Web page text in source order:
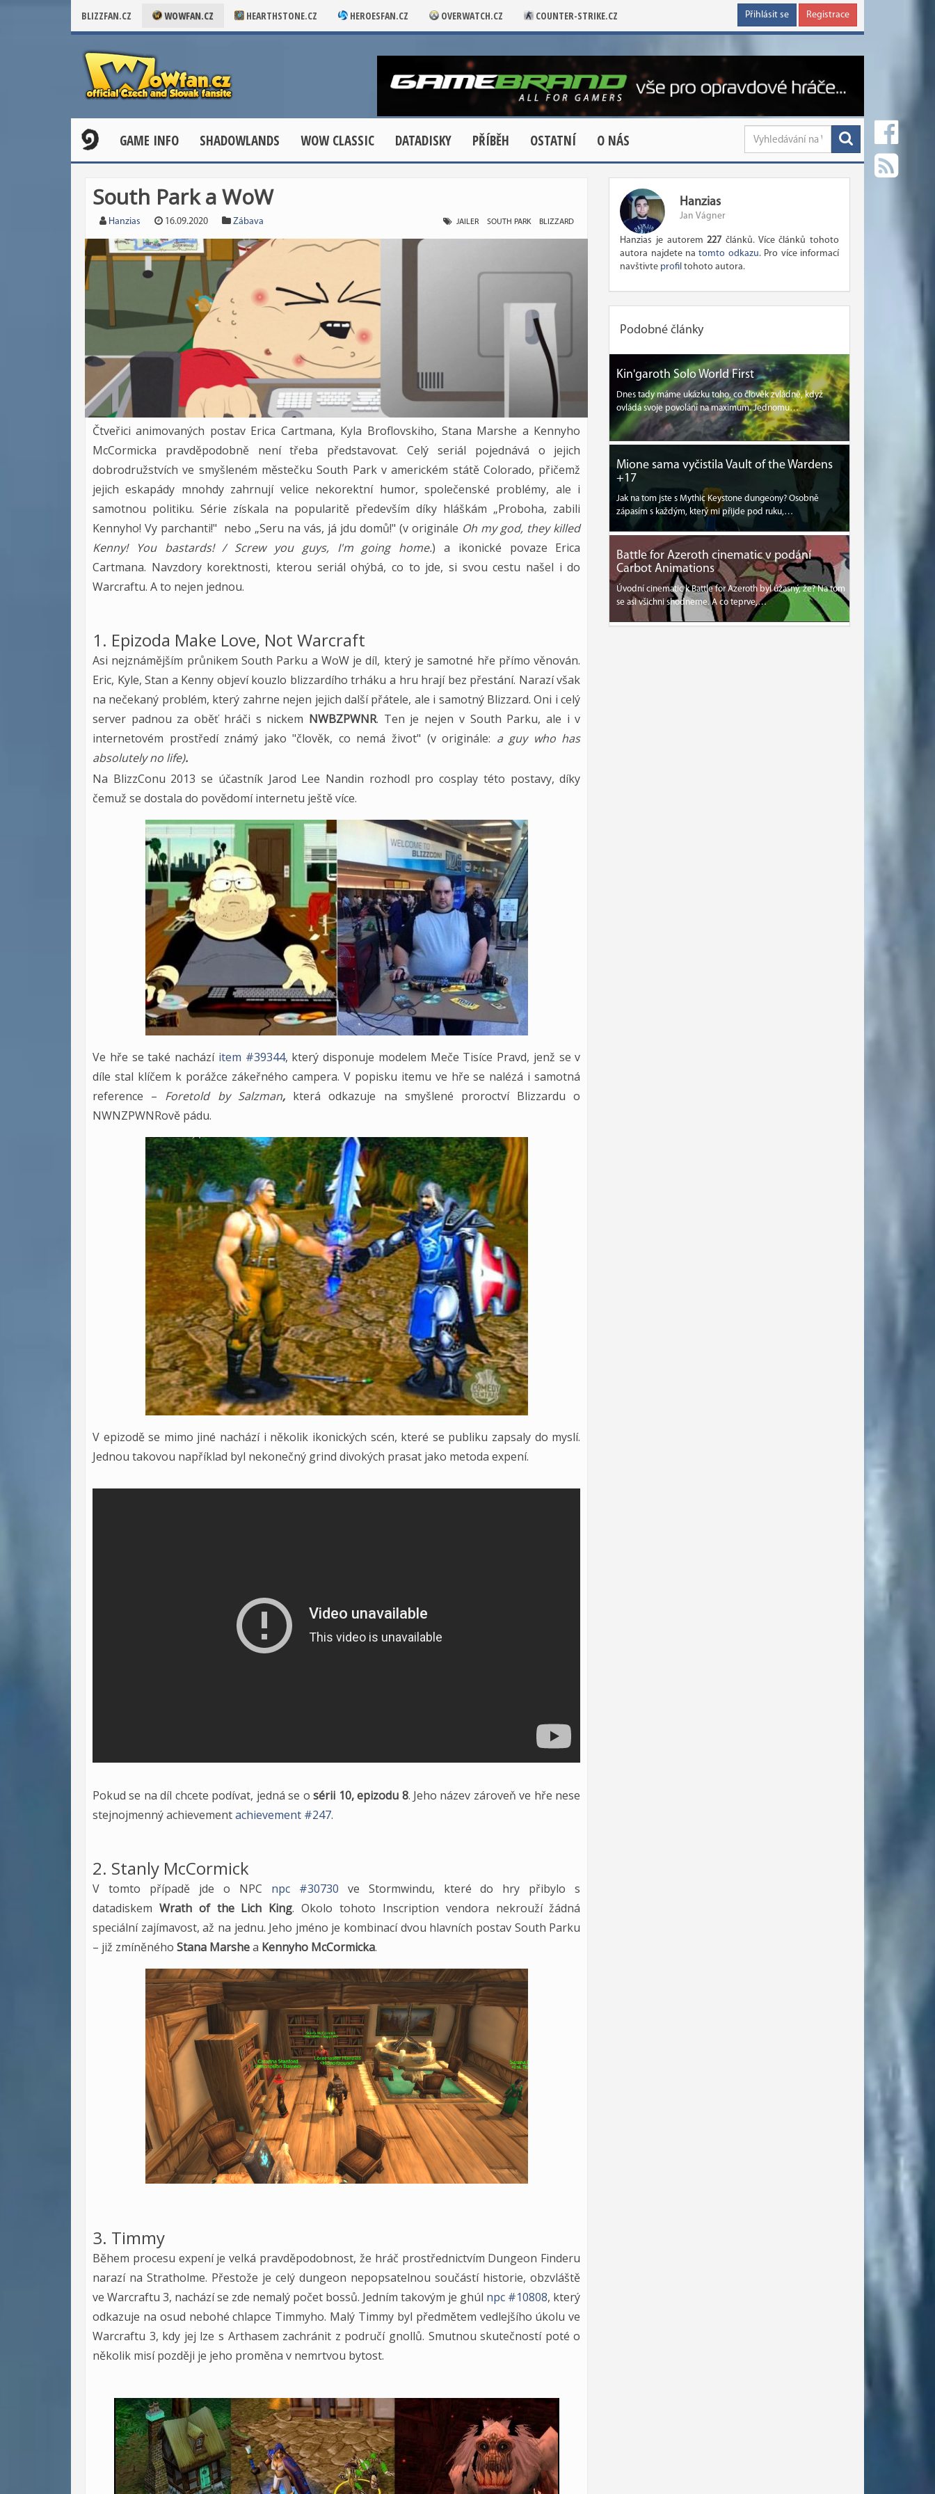
BLIZZFAN.CZ WOWFAN.CZ HEARTHSTONE.CZ HEROESFAN.CZ OVERWATCH.CZ COUNTER-STRIKE.CZ Přihlásit se Registrace
GAME INFO SHADOWLANDS WOW CLASSIC DATADISKY PŘÍBĚH OSTATNÍ O NÁS
South Park a WoW
Hanzias 16.09.2020 Zábava JAILER SOUTH PARK BLIZZARD
Čtveřici animovaných postav Erica Cartmana, Kyla Broflovskiho, Stana Marshe a Kennyho
McCormicka pravděpodobně není třeba představovat. Celý seriál pojednává o jejich
dobrodružstvích ve smyšleném městečku South Park v americkém státě Colorado, přičemž
jejich eskapády mnohdy zahrnují velice nekorektní humor, společenské problémy, ale i
samotnou politiku. Série získala na popularitě především díky hláškám „Proboha, zabili
Kennyho! Vy parchanti!" nebo „Seru na vás, já jdu domů!" (v originále Oh my god, they killed
Kenny! You bastards! / Screw you guys, I'm going home.) a ikonické povaze Erica
Cartmana. Navzdory korektnosti, kterou seriál ohýbá, co to jde, si svou cestu našel i do
Warcraftu. A to nejen jednou.
1. Epizoda Make Love, Not Warcraft
Asi nejznámějším průnikem South Parku a WoW je díl, který je samotné hře přímo věnován.
Eric, Kyle, Stan a Kenny objeví kouzlo blizzardího trháku a hru hrají bez přestání. Narazí však
na nečekaný problém, který zahrne nejen jejich další přátele, ale i samotný Blizzard. Oni i celý
server padnou za oběť hráči s nickem NWBZPWNR. Ten je nejen v South Parku, ale i v
internetovém prostředí známý jako "člověk, co nemá život" (v originále: a guy who has
absolutely no life).
Na BlizzConu 2013 se účastník Jarod Lee Nandin rozhodl pro cosplay této postavy, díky
čemuž se dostala do povědomí internetu ještě více.
Ve hře se také nachází item #39344, který disponuje modelem Meče Tisíce Pravd, jenž se v
díle stal klíčem k porážce zákeřného campera. V popisku itemu ve hře se nalézá i samotná
reference – Foretold by Salzman, která odkazuje na smyšlené proroctví Blizzardu o
NWNZPWNRově pádu.
V epizodě se mimo jiné nachází i několik ikonických scén, které se publiku zapsaly do myslí.
Jednou takovou například byl nekonečný grind divokých prasat jako metoda expení.
Pokud se na díl chcete podívat, jedná se osérii 10, epizodu 8. Jeho název zároveň ve hře nese
stejnojmenný achievementachievement #247.
2. Stanly McCormick
V tomto případě jde o NPC npc #30730 ve Stormwindu, které do hry přibylo s
datadiskem Wrath of the Lich King. Okolo tohoto Inscription vendora nekrouží žádná
speciální zajímavost, až na jednu. Jeho jméno je kombinací dvou hlavních postav South Parku
– již zmíněného Stana Marshea Kennyho McCormicka.
3. Timmy
Během procesu expení je velká pravděpodobnost, že hráč prostřednictvím Dungeon Finderu
narazí na Stratholme. Přestože je celý dungeon nepopsatelnou součástí historie, obzvláště
ve Warcraftu 3, nachází se zde nemalý počet bossů. Jedním takovým je ghúl npc #10808, který
odkazuje na osud nebohé chlapce Timmyho. Malý Timmy byl předmětem vedlejšího úkolu ve
Warcraftu 3, kdy jej lze s Arthasem zachránit z područí gnollů. Smutnou skutečností poté o
několik misí později je jeho proměna v nemrtvou bytost.
Hanzias
Jan Vágner
Hanzias je autorem227 článků. Více článků tohoto
autora najdete natomto odkazu. Pro více informací
navštivte profil tohoto autora.
Podobné články
Kin'garoth Solo World First
Dnes tady máme ukázku toho, co člověk zvládně, když
ovládá svoje povolání na maximum. Jednomu…
Mione sama vyčistila Vault of the Wardens
+17
Jak na tom jste s Mythic Keystone dungeony? Osobně
zápasím s každým, který mi přijde pod ruku,…
Battle for Azeroth cinematic v podání
Carbot Animations
Úvodní cinematic k Battle for Azeroth byl úžasný, že? Na tom
se asi všichni shodneme. A co teprve,…